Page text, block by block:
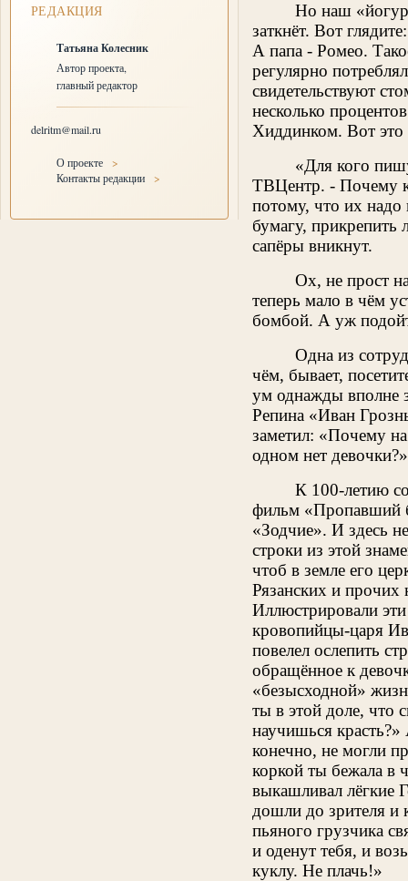
РЕДАКЦИЯ
Татьяна Колесник
Автор проекта,
главный редактор
delritm@mail.ru
О проекте
>
Контакты редакции
>
Но наш
заткнёт. Вот
А папа - Ромео.
регулярно
свидетельствуют
несколько
Хиддинком. Вот это
«Для кого
ТВЦентр. - Почему
потому, что их надо
бумагу, прикрепить
сапёры вникнут.
Ох, не прост
теперь мало в чём
бомбой. А уж
Одна из
чём, бывает,
ум однажды вполне
Репина «Иван
заметил: «Почему
одном нет девочки?»
К 100-летию
фильм «Пропавший
«Зодчие». И здесь
строки из этой
чтоб в земле его
Рязанских и
Иллюстрировали
кровопийцы-царя
повелел ослепить
обращённое к
«безысходной»
ты в этой доле, что
научишься
конечно, не могли
коркой ты бежала в
выкашливал лёгкие
дошли до зрителя и
пьяного грузчика
и оденут тебя, и
куклу. Не плачь!»